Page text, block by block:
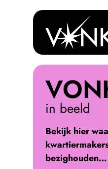
in beeld
Bekijk hier
bezighouden…